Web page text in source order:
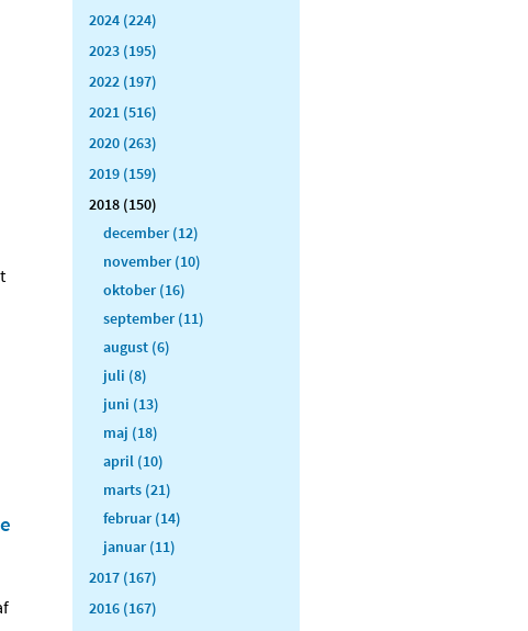
2024 (224)
2023 (195)
2022 (197)
2021 (516)
2020 (263)
2019 (159)
2018 (150)
december (12)
november (10)
oktober (16)
september (11)
august (6)
juli (8)
juni (13)
maj (18)
april (10)
marts (21)
februar (14)
januar (11)
2017 (167)
2016 (167)